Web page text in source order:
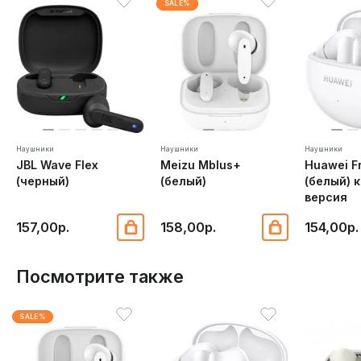
Наушники
JBL Wave Flex
(черный)
157,00р.
SALE%
Наушники
Meizu Mblus+
(белый)
158,00р.
Наушники
Huawei
(белый)
версия
154,00р.
Посмотрите также
SALE%